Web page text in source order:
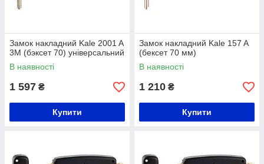
Замок накладний Kale 2001 A
3M (бэксет 70) універсальний
В наявності
1 597 ₴
Купити
Замок накладний Kale 157 A
(бексет 70 мм)
В наявності
1 210 ₴
Купити